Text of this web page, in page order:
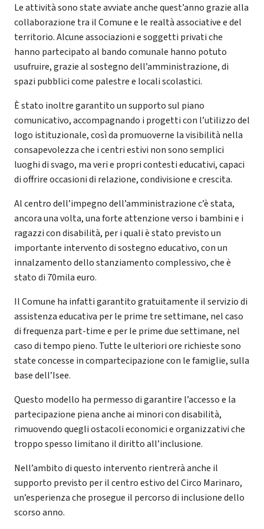
Le attività sono state avviate anche quest’anno grazie alla
collaborazione tra il Comune e le realtà associative e del
territorio. Alcune associazioni e soggetti privati che
hanno partecipato al bando comunale hanno potuto
usufruire, grazie al sostegno dell’amministrazione, di
spazi pubblici come palestre e locali scolastici.
È stato inoltre garantito un supporto sul piano
comunicativo, accompagnando i progetti con l’utilizzo del
logo istituzionale, così da promuoverne la visibilità nella
consapevolezza che i centri estivi non sono semplici
luoghi di svago, ma veri e propri contesti educativi, capaci
di offrire occasioni di relazione, condivisione e crescita.
Al centro dell’impegno dell’amministrazione c’è stata,
ancora una volta, una forte attenzione verso i bambini e i
ragazzi con disabilità, per i quali è stato previsto un
importante intervento di sostegno educativo, con un
innalzamento dello stanziamento complessivo, che è
stato di 70mila euro.
Il Comune ha infatti garantito gratuitamente il servizio di
assistenza educativa per le prime tre settimane, nel caso
di frequenza part-time e per le prime due settimane, nel
caso di tempo pieno. Tutte le ulteriori ore richieste sono
state concesse in compartecipazione con le famiglie, sulla
base dell’Isee.
Questo modello ha permesso di garantire l’accesso e la
partecipazione piena anche ai minori con disabilità,
rimuovendo quegli ostacoli economici e organizzativi che
troppo spesso limitano il diritto all’inclusione.
Nell’ambito di questo intervento rientrerà anche il
supporto previsto per il centro estivo del Circo Marinaro,
un’esperienza che prosegue il percorso di inclusione dello
scorso anno.